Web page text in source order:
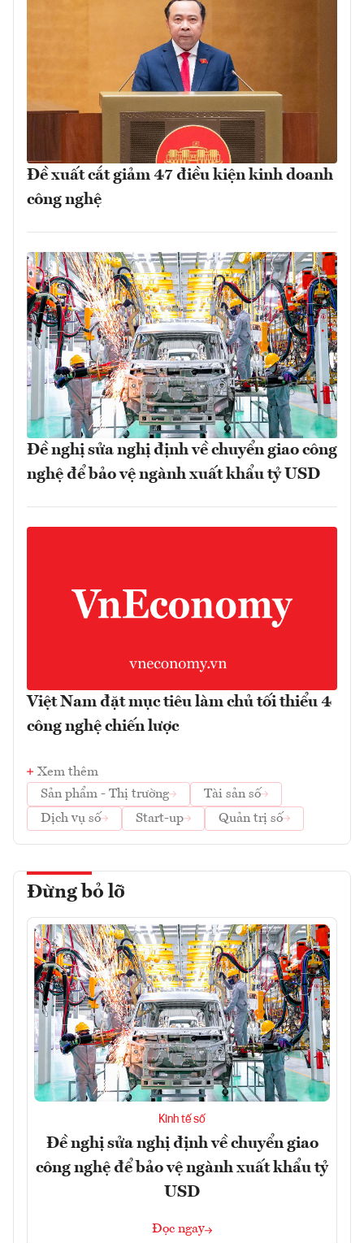
Đề xuất cắt giảm 47 điều kiện kinh doanh
công nghệ
Đề nghị sửa nghị định về chuyển giao công
nghệ để bảo vệ ngành xuất khẩu tỷ USD
Việt Nam đặt mục tiêu làm chủ tối thiểu 4
công nghệ chiến lược
Xem thêm
Sản phẩm - Thị trường
Tài sản số
Dịch vụ số
Start-up Quản trị số
Đừng bỏ lỡ
Kinh tế số
Đề nghị sửa nghị định về chuyển giao
công nghệ để bảo vệ ngành xuất khẩu tỷ
USD
Đọc ngay